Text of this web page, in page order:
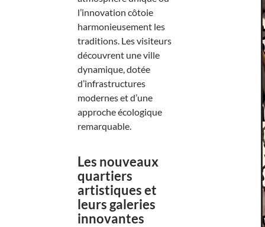
l’innovation côtoie
harmonieusement les
traditions. Les visiteurs
découvrent une ville
dynamique, dotée
d’infrastructures
modernes et d’une
approche écologique
remarquable.
Les nouveaux
quartiers
artistiques et
leurs galeries
innovantes